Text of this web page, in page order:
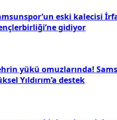
eski kalecisi
gidiyor
yükü omuzlarında!
Yıldırım’a destek